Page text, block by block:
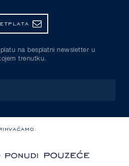
na besplatni newsletter u
trenutku.